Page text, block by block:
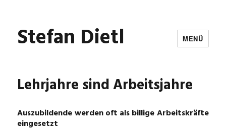
Stefan Dietl MENÜ
Lehrjahre sind Arbeitsjahre
Auszubildende werden oft als billige Arbeitskräfte
eingesetzt